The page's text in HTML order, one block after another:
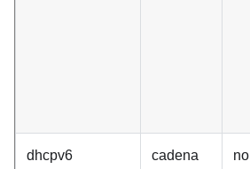
dhcpv6 cadena no